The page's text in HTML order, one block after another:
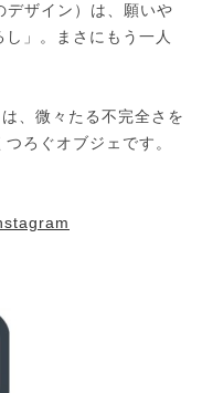
ザイン）は、願いや
」。まさにもう一人
、微々たる不完全さを
ろぐオブジェです。